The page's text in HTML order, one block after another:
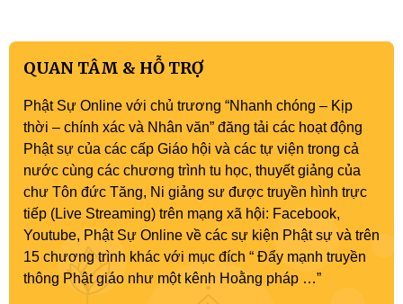
QUAN TÂM & HỖ TRỢ
Phật Sự Online với chủ trương “Nhanh chóng – Kịp
thời – chính xác và Nhân văn” đăng tải các hoạt động
Phật sự của các cấp Giáo hội và các tự viện trong cả
nước cùng các chương trình tu học, thuyết giảng của
chư Tôn đức Tăng, Ni giảng sư được truyền hình trực
tiếp (Live Streaming) trên mạng xã hội: Facebook,
Youtube, Phật Sự Online về các sự kiện Phật sự và trên
15 chương trình khác với mục đích “ Đẩy mạnh truyền
thông Phật giáo như một kênh Hoằng pháp …”